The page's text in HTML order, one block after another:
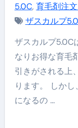
5.0C, 育毛剤注
ザスカルプ
ザスカルプ5.0Cは単品購入よりも定期コースがか
なりお得な育毛
引きがされる上
ります。 しか
になるの …